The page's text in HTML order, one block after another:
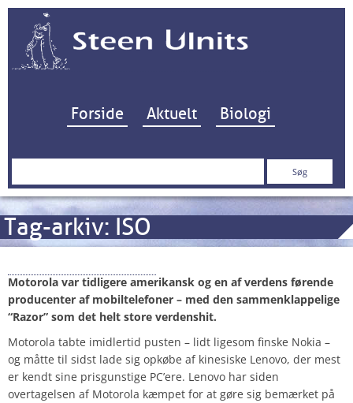
Hop til indhold
Forside Aktuelt Biologi
Søg
Tag-arkiv: ISO
Motorola var tidligere amerikansk og en af verdens førende
producenter af mobiltelefoner – med den sammenklappelige
“Razor” som det helt store verdenshit.
Motorola tabte imidlertid pusten – lidt ligesom finske Nokia –
og måtte til sidst lade sig opkøbe af kinesiske Lenovo, der mest
er kendt sine prisgunstige PC’ere. Lenovo har siden
overtagelsen af Motorola kæmpet for at gøre sig bemærket på